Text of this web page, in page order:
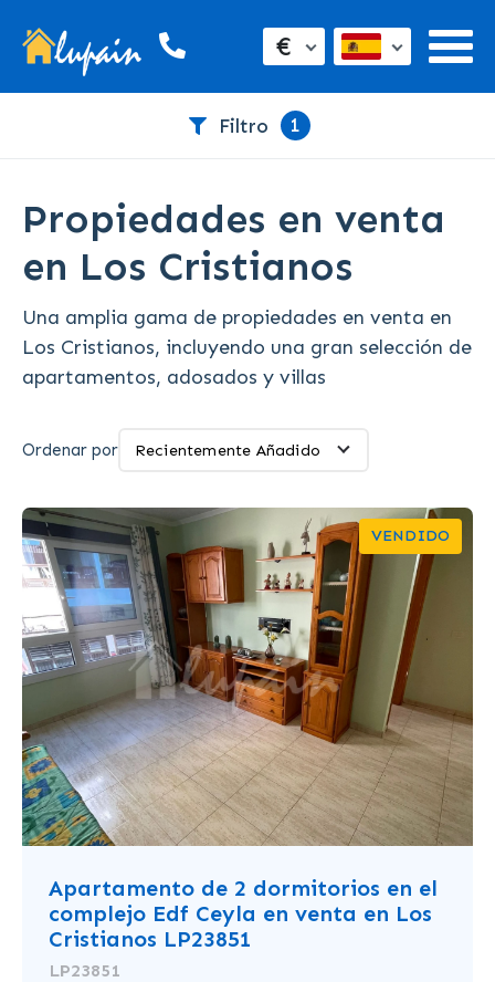
€
Filtro 1
Propiedades en venta
en Los Cristianos
Una amplia gama de propiedades en venta en
Los Cristianos, incluyendo una gran selección de
apartamentos, adosados ​​y villas
Ordenar por
VENDIDO
Apartamento de 2 dormitorios en el
complejo Edf Ceyla en venta en Los
Cristianos LP23851
LP23851